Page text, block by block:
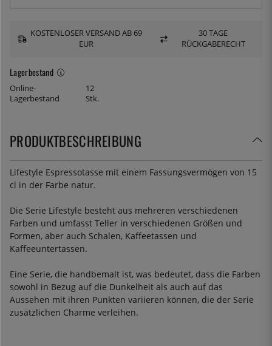
Lagerbestand
Online-
Lagerbestand
12
Stk.
KOSTENLOSER VERSAND AB 69
EUR
30 TAGE
RÜCKGABERECHT
PRODUKTBESCHREIBUNG
Lifestyle Espressotasse mit einem Fassungsvermögen von 15
cl in der Farbe natur.
Die Serie Lifestyle besteht aus mehreren verschiedenen
Farben und umfasst Teller in verschiedenen Größen und
Formen, aber auch Schalen, Kaffeetassen und
Kaffeeuntertassen.
Eine Serie, die handbemalt ist, was bedeutet, dass die Farben
sowohl in Bezug auf die Dunkelheit als auch auf das
Aussehen mit ihren Punkten variieren können, die der Serie
zusätzlichen Charme verleihen.